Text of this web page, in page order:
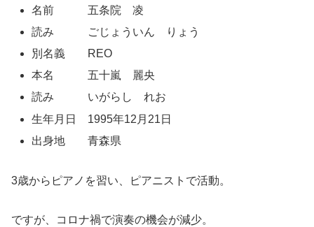
名前 五条院 凌
読み ごじょういん りょう
別名義 REO
本名 五十嵐 麗央
読み いがらし れお
生年月日 1995年12月21日
出身地 青森県
3歳からピアノを習い、ピアニストで活動。
ですが、コロナ禍で演奏の機会が減少。